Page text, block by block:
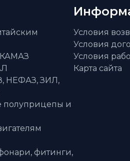
КАМАЗ
НЕФАЗ, ЗИЛ,
полуприцепы и
фитинги,
Условия
Условия
Условия
Карта сайта